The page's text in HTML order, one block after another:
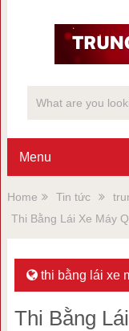
Menu
Home Tin tức
Thi Bằng Lái Xe Máy
thi bằng lái xe
Thi Bằng